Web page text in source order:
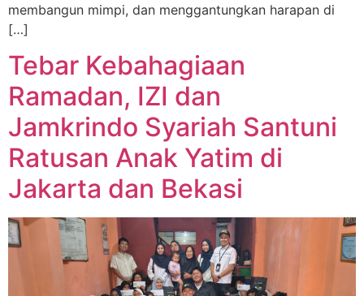
membangun mimpi, dan menggantungkan harapan di
[…]
Tebar Kebahagiaan
Ramadan, IZI dan
Jamkrindo Syariah Santuni
Ratusan Anak Yatim di
Jakarta dan Bekasi